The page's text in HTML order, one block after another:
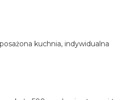
kuchnia, indywidualna